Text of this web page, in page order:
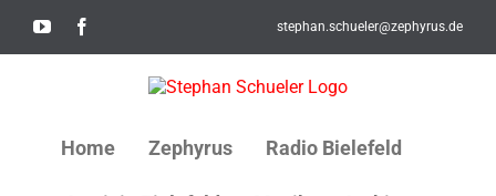
content
YouTube stephan.schueler@zephyrus.de
Home Zephyrus Radio Bielefeld